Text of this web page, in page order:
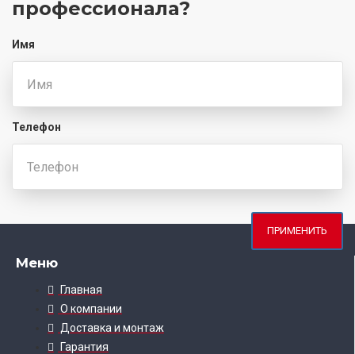
ПВХ Лиственница
темная
ПВХ Холст латте
ПВХ Черная шагрень
профессионала?
Имя
Телефон
ПРИМЕНИТЬ
Меню
Главная
О компании
Доставка и монтаж
Гарантия